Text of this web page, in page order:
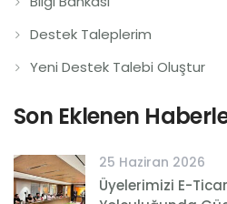
Destek Taleplerim
Yeni Destek Talebi Oluştur
Son Eklenen
25 Haziran 2026
Üyelerimizi E-